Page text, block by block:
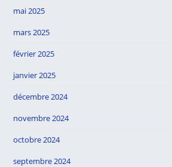
mai 2025
mars 2025
février 2025
janvier 2025
décembre 2024
novembre 2024
octobre 2024
septembre 2024